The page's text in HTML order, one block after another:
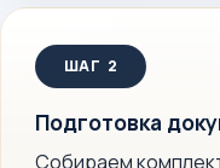
Подготовка
Собираем